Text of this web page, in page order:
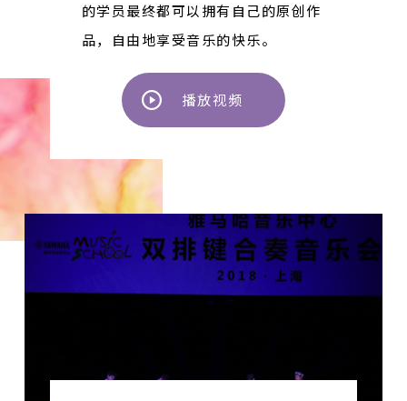
的学员最终都可以拥有自己的原创作
品，自由地享受音乐的快乐。
播放视频